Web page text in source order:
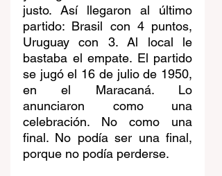
justo. Así llegaron al último
partido: Brasil con 4 puntos,
Uruguay con 3. Al local le
bastaba el empate. El partido
se jugó el 16 de julio de 1950,
en el Maracaná. Lo
anunciaron como una
celebración. No como una
final. No podía ser una final,
porque no podía perderse.